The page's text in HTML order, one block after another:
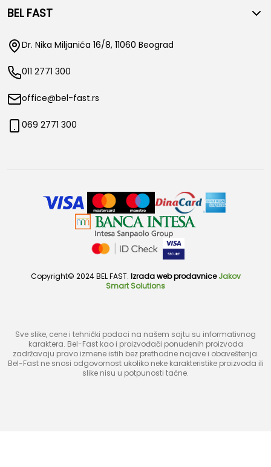
BEL FAST
Dr. Nika Miljanića 16/8, 11060 Beograd
011 2771 300
office@bel-fast.rs
069 2771 300
Copyright© 2024 BEL FAST. Izrada web prodavnice Jakov
Smart Solutions
Sve slike, cene i tehnički podaci na našem sajtu su informativnog
karaktera. Bel-Fast kao i proizvođači ponuđenih proizvoda
zadržavaju pravo izmene istih bez prethodne najave i obaveštenja.
Bel-Fast ne snosi odgovornost ukoliko neke karakteristike proizvoda ili
slike nisu u potpunosti tačne.